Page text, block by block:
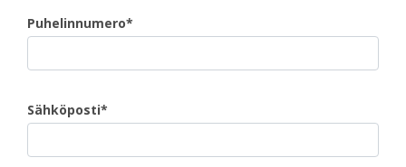
Puhelinnumero*
Sähköposti*